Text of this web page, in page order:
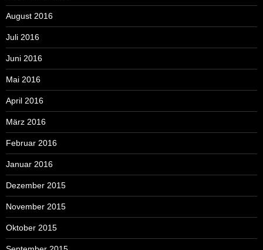
August 2016
Juli 2016
Juni 2016
Mai 2016
April 2016
März 2016
Februar 2016
Januar 2016
Dezember 2015
November 2015
Oktober 2015